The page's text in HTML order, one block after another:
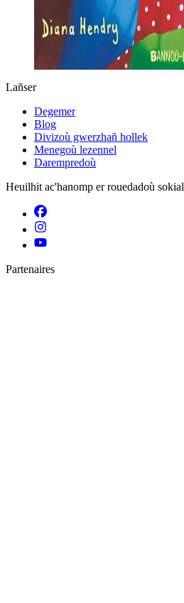
Lañser
Degemer
Blog
Divizoù gwerzhañ hollek
Menegoù lezennel
Darempredoù
Heuilhit ac'hanomp er rouedadoù sokial
Partenaires